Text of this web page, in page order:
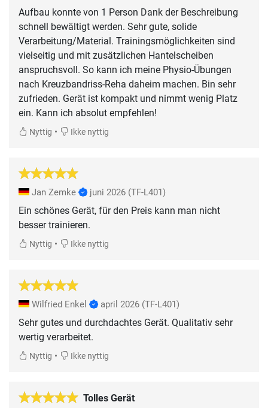
Aufbau konnte von 1 Person Dank der Beschreibung
schnell bewältigt werden. Sehr gute, solide
Verarbeitung/Material. Trainingsmöglichkeiten sind
vielseitig und mit zusätzlichen Hantelscheiben
anspruchsvoll. So kann ich meine Physio-Übungen
nach Kreuzbandriss-Reha daheim machen. Bin sehr
zufrieden. Gerät ist kompakt und nimmt wenig Platz
ein. Kann ich absolut empfehlen!
Nyttig • Ikke nyttig
Jan Zemke juni 2026 (TF-L401)
Ein schönes Gerät, für den Preis kann man nicht
besser trainieren.
Nyttig • Ikke nyttig
Wilfried Enkel april 2026 (TF-L401)
Sehr gutes und durchdachtes Gerät. Qualitativ sehr
wertig verarbeitet.
Nyttig • Ikke nyttig
Tolles Gerät